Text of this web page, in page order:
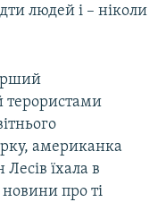
людей і – ніколи
терористами
американка
їхала в
про ті